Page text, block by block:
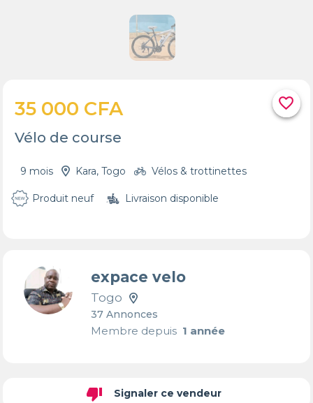
favorite_border
35 000 CFA
Vélo de course
9 mois Kara, Togo Vélos & trottinettes
Produit neuf Livraison disponible
expace velo
Togo
37 Annonces
Membre depuis1 année
thumb_down Signaler ce vendeur